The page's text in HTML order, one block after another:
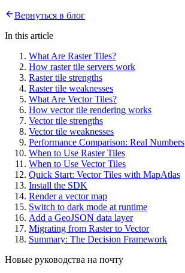
Вернуться в блог
In this article
What Are Raster Tiles?
How raster tile servers work
Raster tile strengths
Raster tile weaknesses
What Are Vector Tiles?
How vector tile rendering works
Vector tile strengths
Vector tile weaknesses
Performance Comparison: Real Numbers
When to Use Raster Tiles
When to Use Vector Tiles
Quick Start: Vector Tiles with MapAtlas
Install the SDK
Render a vector map
Switch to dark mode at runtime
Add a GeoJSON data layer
Migrating from Raster to Vector
Summary: The Decision Framework
Новые руководства на почту